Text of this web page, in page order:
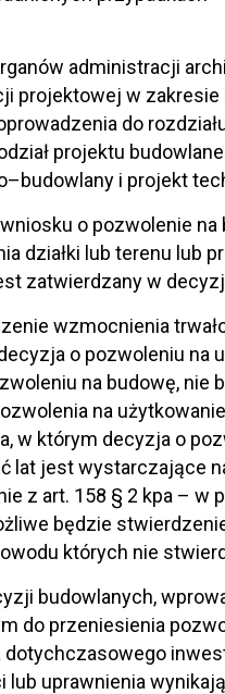
administracji
projektowej w
do
projektu
i projekt
o pozwolenie
działki lub terenu lub
zatwierdzany w
wzmocnienia
o pozwoleniu na
na budowę,
na
w którym decyzja o
lat jest wystarczające
z art. 158 § 2 kpa – w
będzie
których nie
budowlanych,
do przeniesienia
lub uprawnienia